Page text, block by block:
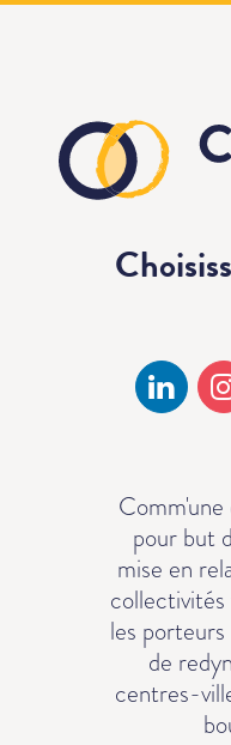
pour but
mise en
les
de
centres-